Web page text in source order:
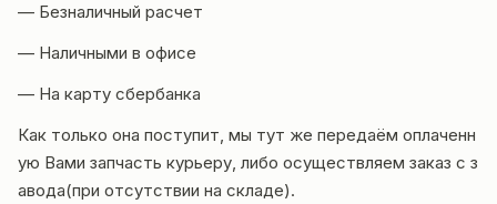
— Безналичный расчет
— Наличными в офисе
— На карту сбербанка
Как только она поступит, мы тут же передаём оплаченн
ую Вами запчасть курьеру, либо осуществляем заказ с з
авода(при отсутствии на складе).